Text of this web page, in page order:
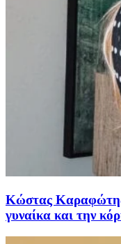
Κώστας
γυναίκα και την